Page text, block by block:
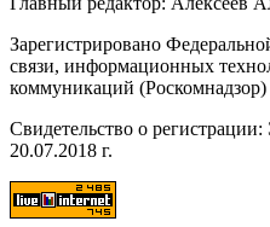
Зарегистрировано
связи, информационных
коммуникаций (Роскомнадзор)
Свидетельство о
20.07.2018 г.